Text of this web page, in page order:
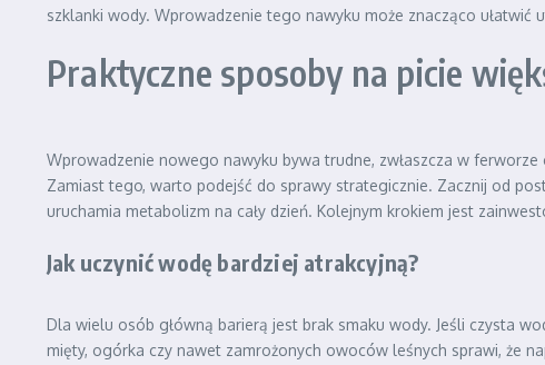
szklanki wody. Wprowadzenie tego nawyku może znacząco ułatwić
Praktyczne sposoby na picie
Wprowadzenie nowego nawyku bywa trudne, zwłaszcza w
Zamiast tego, warto podejść do sprawy strategicznie. Zacznij od
uruchamia metabolizm na cały dzień. Kolejnym krokiem jest
Jak uczynić wodę bardziej atrakcyjną?
Dla wielu osób główną barierą jest brak smaku wody. Jeśli czysta
mięty, ogórka czy nawet zamrożonych owoców leśnych sprawi, że